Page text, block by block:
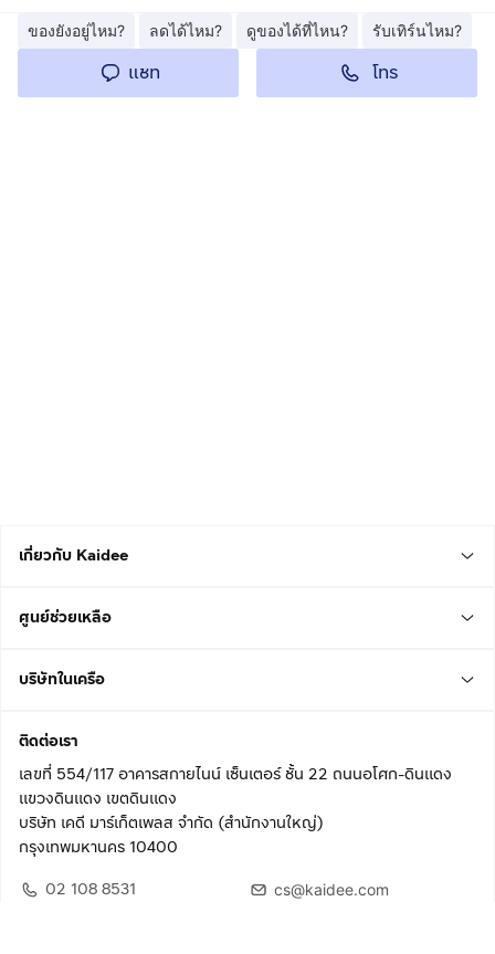
ของยังอยู่ไหม? ลดได้ไหม? ดูของได้ที่ไหน? รับเทิร์นไหม?
แชท โทร
เกี่ยวกับ Kaidee
ศูนย์ช่วยเหลือ
บริษัทในเครือ
ติดต่อเรา
เลขที่ 554/117 อาคารสกายไนน์ เซ็นเตอร์ ชั้น 22 ถนนอโศก-ดินแดง
แขวงดินแดง เขตดินแดง
บริษัท เคดี มาร์เก็ตเพลส จำกัด (สำนักงานใหญ่)
กรุงเทพมหานคร 10400
02 108 8531
cs@kaidee.com